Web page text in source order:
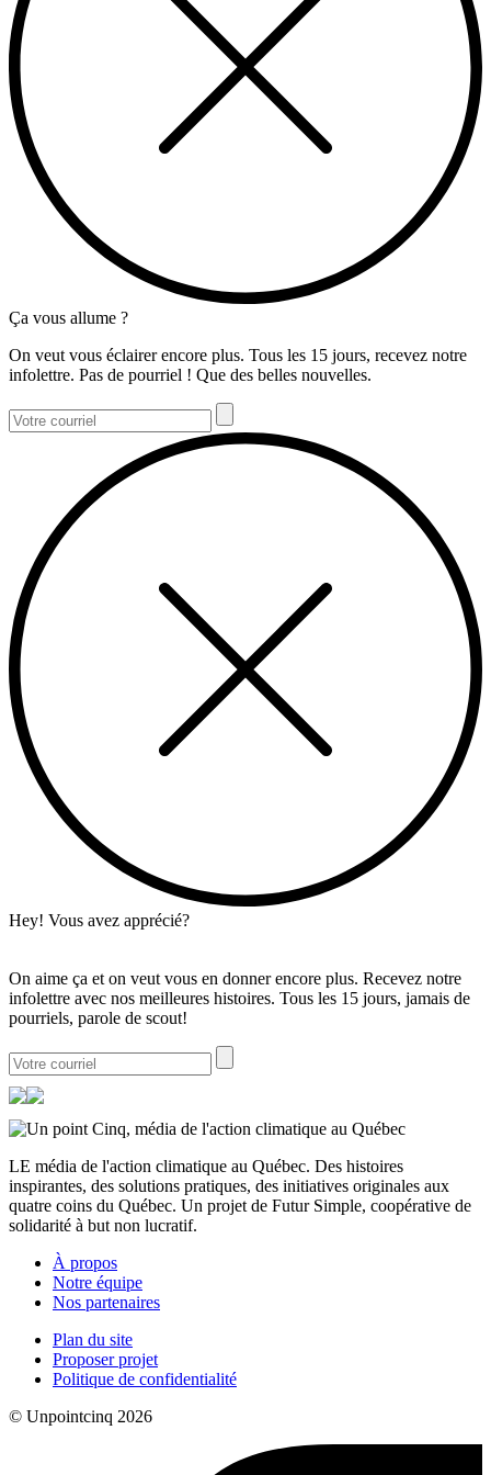
Ça vous allume ?
On veut vous éclairer encore plus. Tous les 15 jours, recevez notre
infolettre. Pas de pourriel ! Que des belles nouvelles.
Hey! Vous avez apprécié?
On aime ça et on veut vous en donner encore plus. Recevez notre
infolettre avec nos meilleures histoires. Tous les 15 jours, jamais de
pourriels, parole de scout!
LE média de l'action climatique au Québec. Des histoires
inspirantes, des solutions pratiques, des initiatives originales aux
quatre coins du Québec. Un projet de Futur Simple, coopérative de
solidarité à but non lucratif.
À propos
Notre équipe
Nos partenaires
Plan du site
Proposer projet
Politique de confidentialité
© Unpointcinq 2026